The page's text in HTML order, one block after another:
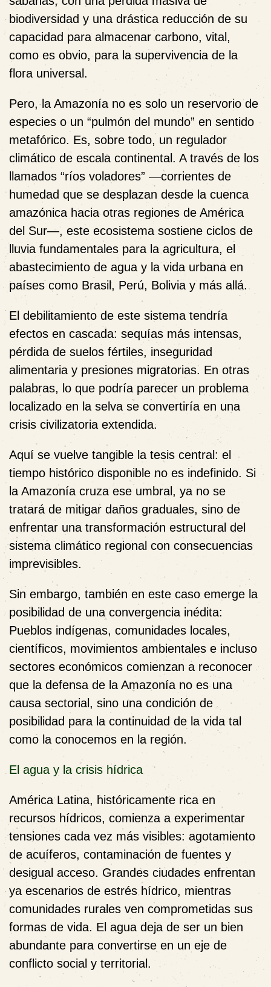
biodiversidad y una drástica reducción de su
capacidad para almacenar carbono, vital,
como es obvio, para la supervivencia de la
flora universal.
Pero, la Amazonía no es solo un reservorio de
especies o un “pulmón del mundo” en sentido
metafórico. Es, sobre todo, un regulador
climático de escala continental. A través de los
llamados “ríos voladores” —corrientes de
humedad que se desplazan desde la cuenca
amazónica hacia otras regiones de América
del Sur—, este ecosistema sostiene ciclos de
lluvia fundamentales para la agricultura, el
abastecimiento de agua y la vida urbana en
países como Brasil, Perú, Bolivia y más allá.
El debilitamiento de este sistema tendría
efectos en cascada: sequías más intensas,
pérdida de suelos fértiles, inseguridad
alimentaria y presiones migratorias. En otras
palabras, lo que podría parecer un problema
localizado en la selva se convertiría en una
crisis civilizatoria extendida.
Aquí se vuelve tangible la tesis central: el
tiempo histórico disponible no es indefinido. Si
la Amazonía cruza ese umbral, ya no se
tratará de mitigar daños graduales, sino de
enfrentar una transformación estructural del
sistema climático regional con consecuencias
imprevisibles.
Sin embargo, también en este caso emerge la
posibilidad de una convergencia inédita:
Pueblos indígenas, comunidades locales,
científicos, movimientos ambientales e incluso
sectores económicos comienzan a reconocer
que la defensa de la Amazonía no es una
causa sectorial, sino una condición de
posibilidad para la continuidad de la vida tal
como la conocemos en la región.
El agua y la crisis hídrica
América Latina, históricamente rica en
recursos hídricos, comienza a experimentar
tensiones cada vez más visibles: agotamiento
de acuíferos, contaminación de fuentes y
desigual acceso. Grandes ciudades enfrentan
ya escenarios de estrés hídrico, mientras
comunidades rurales ven comprometidas sus
formas de vida. El agua deja de ser un bien
abundante para convertirse en un eje de
conflicto social y territorial.